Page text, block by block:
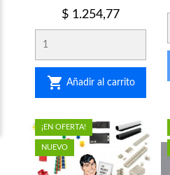
Precio
$ 1.254,77
 Añadir al carrito
¡EN OFERTA!
NUEVO